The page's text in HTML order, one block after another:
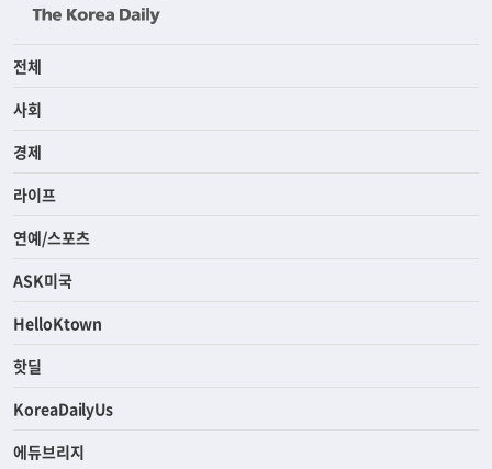
전체
사회
경제
라이프
연예/스포츠
ASK미국
HelloKtown
핫딜
KoreaDailyUs
에듀브리지